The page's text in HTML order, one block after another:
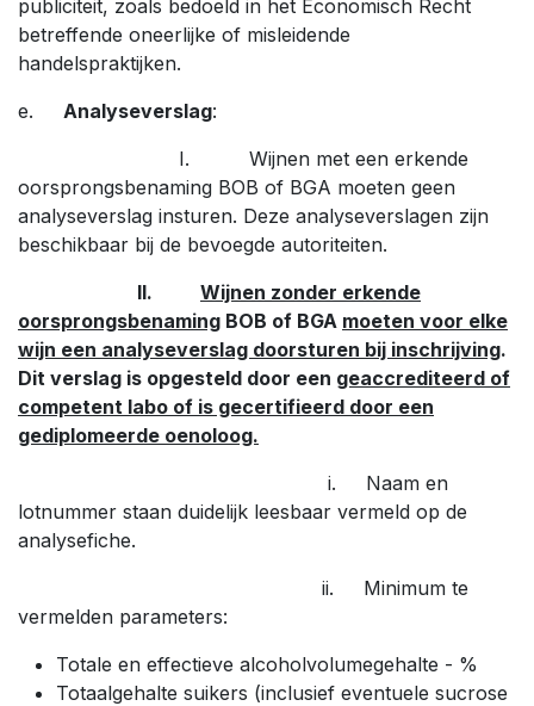
publiciteit, zoals bedoeld in het Economisch Recht
betreffende oneerlijke of misleidende
handelspraktijken.
e. Analyseverslag:
I. Wijnen met een erkende
oorsprongsbenaming BOB of BGA moeten geen
analyseverslag insturen. Deze analyseverslagen zijn
beschikbaar bij de bevoegde autoriteiten.
II. Wijnen zonder erkende
oorsprongsbenaming BOB of BGA moeten voor elke
wijn een analyseverslag doorsturen bij inschrijving.
Dit verslag is opgesteld door een geaccrediteerd of
competent labo of is gecertifieerd door een
gediplomeerde oenoloog.
i. Naam en
lotnummer staan duidelijk leesbaar vermeld op de
analysefiche.
ii. Minimum te
vermelden parameters:
Totale en effectieve alcoholvolumegehalte - %
Totaalgehalte suikers (inclusief eventuele sucrose